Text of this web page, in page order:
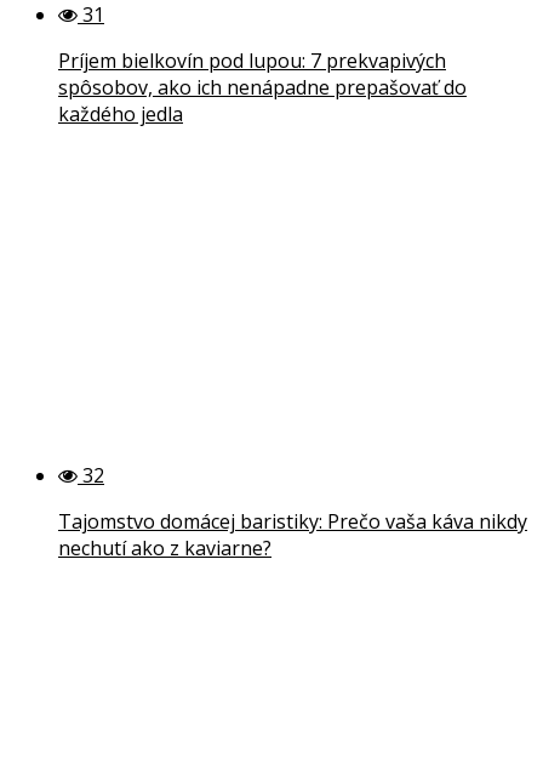
31
Príjem bielkovín pod lupou: 7 prekvapivých
spôsobov, ako ich nenápadne prepašovať do
každého jedla
32
Tajomstvo domácej baristiky: Prečo vaša káva nikdy
nechutí ako z kaviarne?